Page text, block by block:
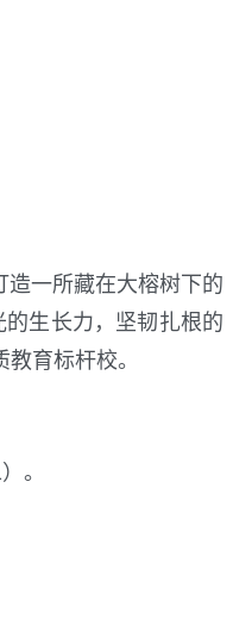
一所藏在大榕树下的
生长力，坚韧扎根的
育标杆校。
。